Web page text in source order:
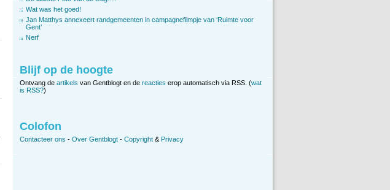
Wat was het goed!
Jan Matthys annexeert randgemeenten in campagnefilmpje van ‘Ruimte voor
Gent’
Nerf
Blijf op de hoogte
Ontvang de artikels van Gentblogt en de reacties erop automatisch via RSS. (wat
is RSS?)
Colofon
Contacteer ons - Over Gentblogt - Copyright & Privacy